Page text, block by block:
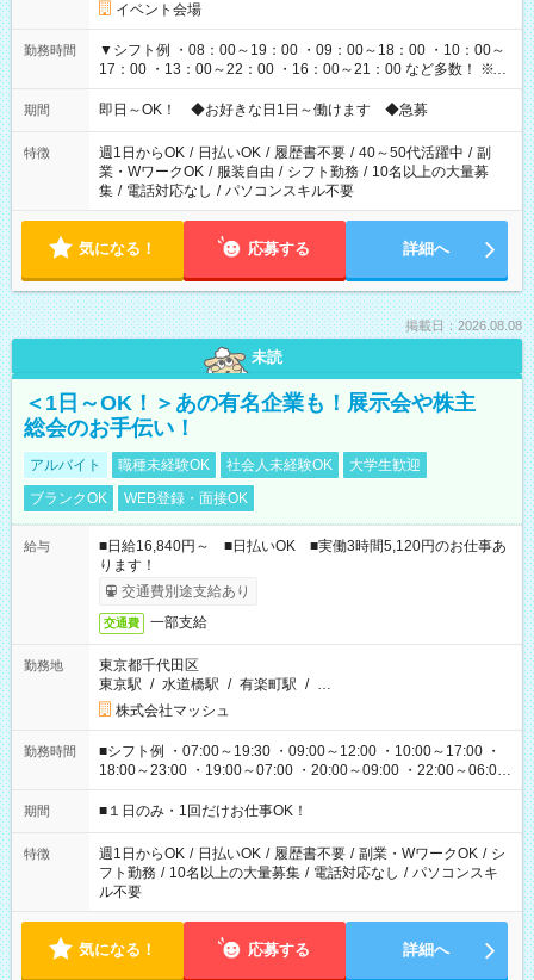
イベント会場
勤務時間
▼シフト例 ・08：00～19：00 ・09：00～18：00 ・10：00～
17：00 ・13：00～22：00 ・16：00～21：00 など多数！ ※お
仕事により勤務時間が異なります
期間 即日～OK！ ◆お好きな日1日～働けます ◆急募
特徴 週1日からOK / 日払いOK / 履歴書不要 / 40～50代活躍中 / 副
業・WワークOK / 服装自由 / シフト勤務 / 10名以上の大量募
集 / 電話対応なし / パソコンスキル不要
気になる！ 応募する 詳細へ
掲載日：2026.08.08
未読
＜1日～OK！＞あの有名企業も！展示会や株主
総会のお手伝い！
アルバイト 職種未経験OK 社会人未経験OK
大学生歓迎
ブランクOK
WEB登録・面接OK
給与
■日給16,840円～ ■日払いOK ■実働3時間5,120円のお仕事あ
ります！
交通費別途支給あり
交通費 一部支給
勤務地
東京都千代田区
東京駅 / 水道橋駅 / 有楽町駅 / …
株式会社マッシュ
勤務時間
■シフト例 ・07:00～19:30 ・09:00～12:00 ・10:00～17:00 ・
18:00～23:00 ・19:00～07:00 ・20:00～09:00 ・22:00～06:00
etc ★最短で3時間で5,120円のお仕事から 15時間で2万円近く稼
げるお仕事も！ ご希望のお時間に合わせてご紹介！ ※シフトは
ください！
期間 ■１日のみ・1回だけお仕事OK！
特徴 週1日からOK / 日払いOK / 履歴書不要 / 副業・WワークOK / シ
フト勤務 / 10名以上の大量募集 / 電話対応なし / パソコンスキ
ル不要
気になる！ 応募する 詳細へ